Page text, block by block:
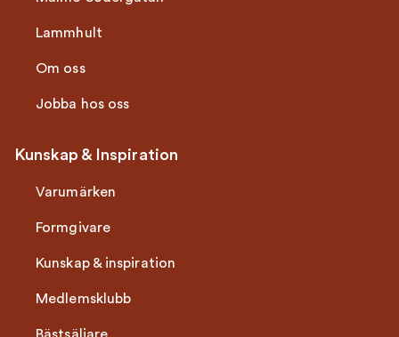
Lammhult
Om oss
Jobba hos oss
Kunskap & Inspiration
Varumärken
Formgivare
Kunskap & inspiration
Medlemsklubb